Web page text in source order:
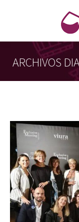
ARCHIVOS